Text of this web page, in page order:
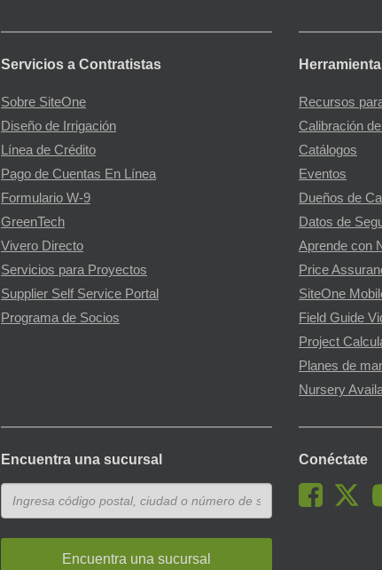
Servicios a Contratistas
Sobre SiteOne
Diseño de Irrigación
Línea de Crédito
Pago de Cuentas En Línea
Formulario W-9
GreenTech
Vivero Directo
Servicios para Proyectos
Supplier Self Service Portal
Programa de Socios
Recursos
Calibración
Catálogos
Eventos
Dueños de
Datos de
Aprende con
Price
SiteOne
Field Guide
Project
Planes de
Nursery
Encuentra una sucursal
Encuentra una sucursal
Conéctate